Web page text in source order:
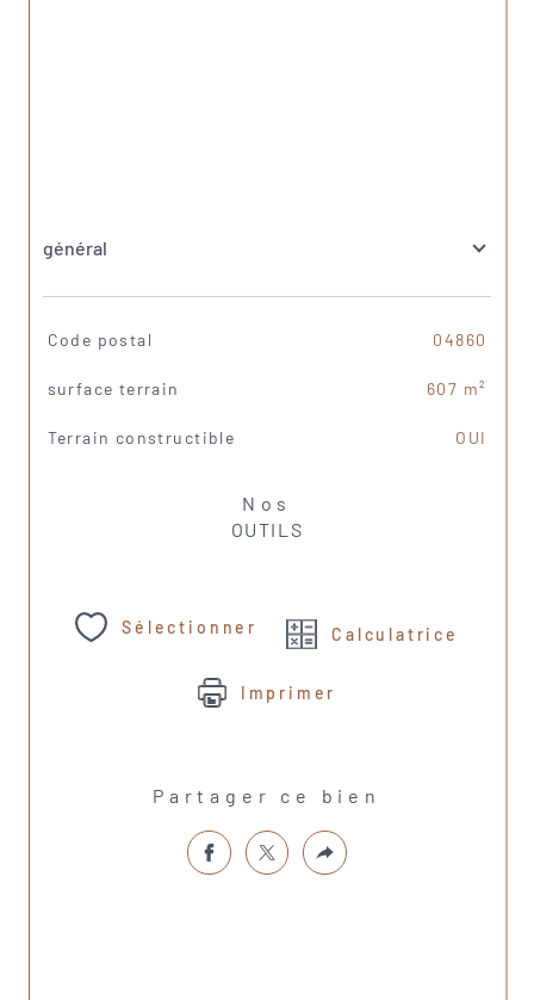
général
TRAD_SIROCCO_Caracteristique
Code postal 04860
surface terrain 607 m²
Terrain constructible OUI
Nos
OUTILS
Sélectionner Calculatrice
Imprimer
Partager ce bien